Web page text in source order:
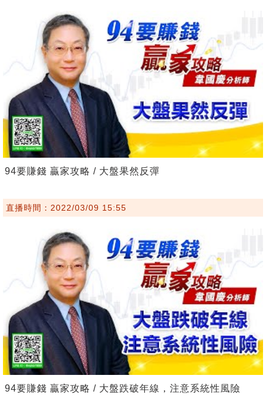
94要賺錢 贏家攻略 / 大盤果然反彈
直播時間：2022/03/09 15:55
94要賺錢 贏家攻略 / 大盤跌破年線，注意系統性風險